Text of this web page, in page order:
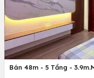
Bán 48m - 5 Tầng -